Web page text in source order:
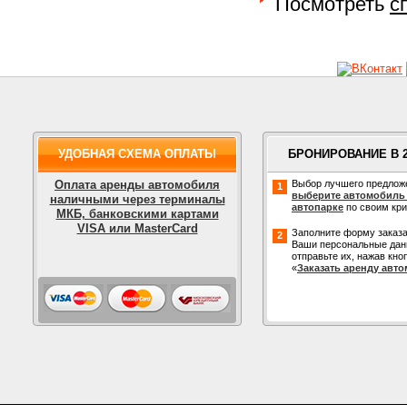
УДОБНАЯ СХЕМА ОПЛАТЫ
Оплата аренды автомобиля
наличными через терминалы
МКБ, банковскими картами
VISA или MasterCard
БРОНИРОВАНИЕ В
1
Выбор лучшего
выберите
автопарке по своим
2
Заполните форму
Ваши персональные
отправьте их, нажав
«Заказать аренду